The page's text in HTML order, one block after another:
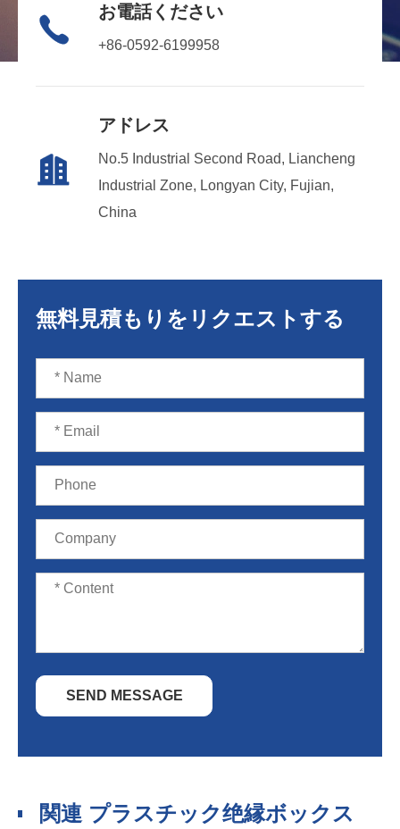
 お電話ください
+86-0592-6199958

アドレス
No.5 Industrial Second Road, Liancheng
Industrial Zone, Longyan City, Fujian,
China
無料見積もりをリクエストする
SEND MESSAGE
関連 プラスチック绝縁ボックス